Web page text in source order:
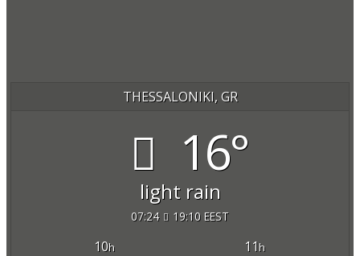
THESSALONIKI, GR
16°
light rain
07:24 19:10 EEST
10h 11h